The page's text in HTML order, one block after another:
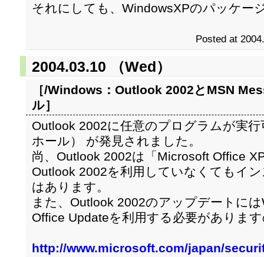
それにしても、WindowsXPのパッケー
Posted at
2004.03.10 （Wed）
［/Windows： Outlook 2002とMSN
ル］
Outlook 2002に任意のプログラムが実
ホール） が発見されました。
尚、Outlook 2002は「Microsoft Office
Outlook 2002を利用していなくてもイ
はあります。
また、Outlook 2002のアップデートに
Office Updateを利用する必要がありま
http://www.microsoft.com/japan/